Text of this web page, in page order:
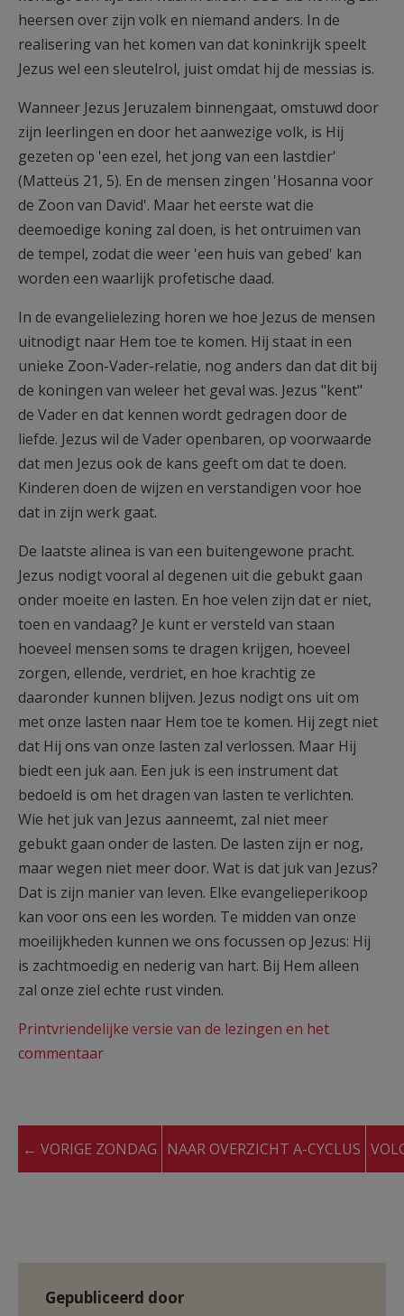
heersen over zijn volk en niemand anders. In de
realisering van het komen van dat koninkrijk speelt
Jezus wel een sleutelrol, juist omdat hij de messias is.
Wanneer Jezus Jeruzalem binnengaat, omstuwd door
zijn leerlingen en door het aanwezige volk, is Hij
gezeten op 'een ezel, het jong van een lastdier'
(Matteüs 21, 5). En de mensen zingen 'Hosanna voor
de Zoon van David'. Maar het eerste wat die
deemoedige koning zal doen, is het ontruimen van
de tempel, zodat die weer 'een huis van gebed' kan
worden een waarlijk profetische daad.
In de evangelielezing horen we hoe Jezus de mensen
uitnodigt naar Hem toe te komen. Hij staat in een
unieke Zoon-Vader-relatie, nog anders dan dat dit bij
de koningen van weleer het geval was. Jezus "kent"
de Vader en dat kennen wordt gedragen door de
liefde. Jezus wil de Vader openbaren, op voorwaarde
dat men Jezus ook de kans geeft om dat te doen.
Kinderen doen de wijzen en verstandigen voor hoe
dat in zijn werk gaat.
De laatste alinea is van een buitengewone pracht.
Jezus nodigt vooral al degenen uit die gebukt gaan
onder moeite en lasten. En hoe velen zijn dat er niet,
toen en vandaag? Je kunt er versteld van staan
hoeveel mensen soms te dragen krijgen, hoeveel
zorgen, ellende, verdriet, en hoe krachtig ze
daaronder kunnen blijven. Jezus nodigt ons uit om
met onze lasten naar Hem toe te komen. Hij zegt niet
dat Hij ons van onze lasten zal verlossen. Maar Hij
biedt een juk aan. Een juk is een instrument dat
bedoeld is om het dragen van lasten te verlichten.
Wie het juk van Jezus aanneemt, zal niet meer
gebukt gaan onder de lasten. De lasten zijn er nog,
maar wegen niet meer door. Wat is dat juk van Jezus?
Dat is zijn manier van leven. Elke evangelieperikoop
kan voor ons een les worden. Te midden van onze
moeilijkheden kunnen we ons focussen op Jezus: Hij
is zachtmoedig en nederig van hart. Bij Hem alleen
zal onze ziel echte rust vinden.
Printvriendelijke versie van de lezingen en het
commentaar
← VORIGE ZONDAG NAAR OVERZICHT A-CYCLUS
Gepubliceerd door